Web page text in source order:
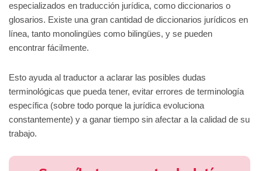
especializados en traducción jurídica, como diccionarios o
glosarios. Existe una gran cantidad de diccionarios jurídicos en
línea, tanto monolingües como bilingües, y se pueden
encontrar fácilmente.
Esto ayuda al traductor a aclarar las posibles dudas
terminológicas que pueda tener, evitar errores de terminología
específica (sobre todo porque la jurídica evoluciona
constantemente) y a ganar tiempo sin afectar a la calidad de su
trabajo.